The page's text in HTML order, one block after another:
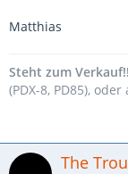
Matthias
Steht zum Verkauf!!
(PDX-8, PD85),
The